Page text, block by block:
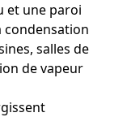
et une paroi
condensation
salles de
de vapeur